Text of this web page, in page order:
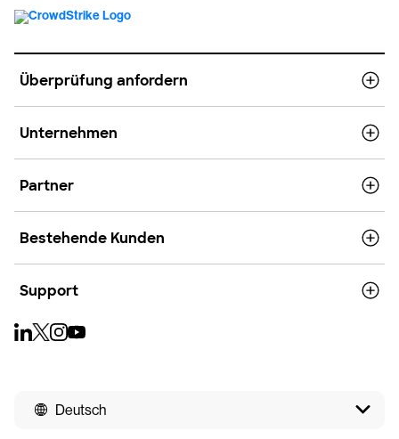
Überprüfung anfordern
Unternehmen
Partner
Bestehende Kunden
Support
Deutsch